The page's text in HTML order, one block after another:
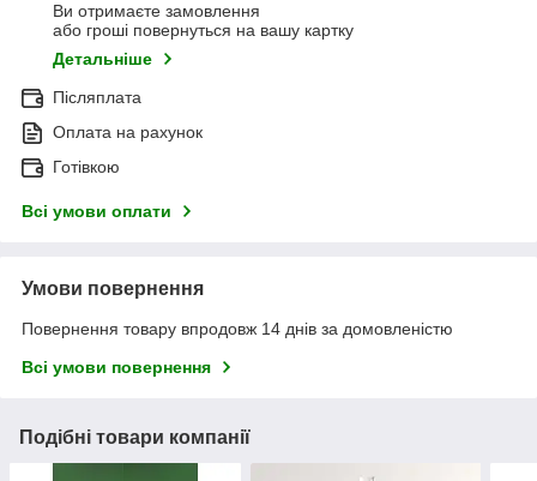
Ви отримаєте замовлення
або гроші повернуться на вашу картку
Детальніше
Післяплата
Оплата на рахунок
Готівкою
Всі умови оплати
Умови повернення
Повернення товару впродовж 14 днів за домовленістю
Всі умови повернення
Подібні товари компанії